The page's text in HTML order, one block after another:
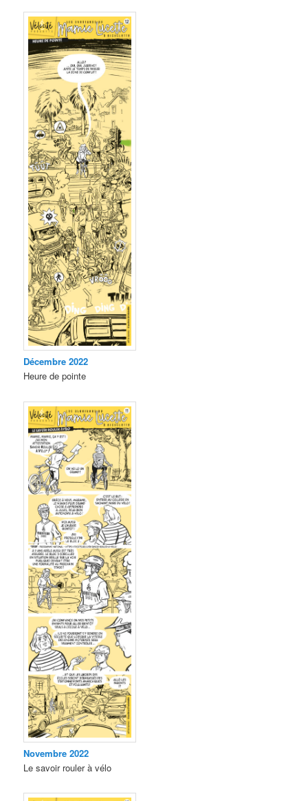
Décembre 2022
Heure de pointe
Novembre 2022
Le savoir rouler à vélo